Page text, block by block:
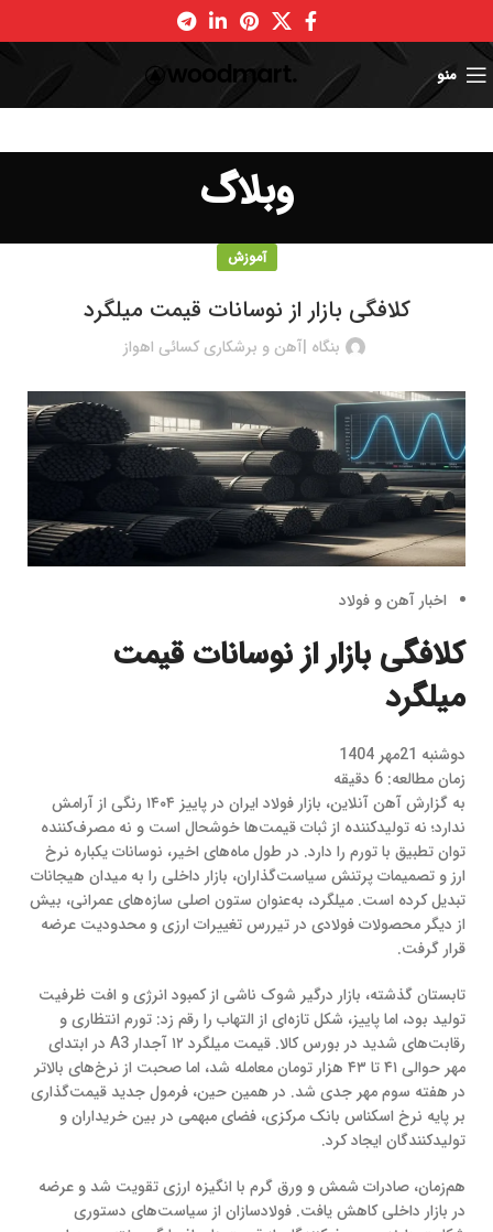
منو
وبلاگ
آموزش
کلافگی بازار از نوسانات قیمت میلگرد
بنگاه |آهن و برشکاری کسائی اهواز
اخبار آهن و فولاد
کلافگی بازار از نوسانات قیمت
میلگرد
دوشنبه 21مهر 1404
زمان مطالعه: 6 دقیقه
به گزارش آهن آنلاین، بازار فولاد ایران در پاییز ۱۴۰۴ رنگی از آرامش
ندارد؛ نه تولیدکننده از ثبات قیمت‌ها خوشحال است و نه مصرف‌کننده
توان تطبیق با تورم را دارد. در طول ماه‌های اخیر، نوسانات یکباره نرخ
ارز و تصمیمات پرتنش سیاست‌گذاران، بازار داخلی را به میدان هیجانات
تبدیل کرده است. میلگرد، به‌عنوان ستون اصلی سازه‌های عمرانی، بیش
از دیگر محصولات فولادی در تیررس تغییرات ارزی و محدودیت عرضه
قرار گرفت.
تابستان گذشته، بازار درگیر شوک ناشی از کمبود انرژی و افت ظرفیت
تولید بود، اما پاییز، شکل تازه‌ای از التهاب را رقم زد: تورم انتظاری و
رقابت‌های شدید در بورس کالا. قیمت میلگرد ۱۲ آجدار A3 در ابتدای
مهر حوالی ۴۱ تا ۴۳ هزار تومان معامله شد، اما صحبت از نرخ‌های بالاتر
در هفته سوم مهر جدی شد. در همین حین، فرمول جدید قیمت‌گذاری
بر پایه نرخ اسکناس بانک مرکزی، فضای مبهمی در بین خریداران و
تولیدکنندگان ایجاد کرد.
هم‌زمان، صادرات شمش و ورق گرم با انگیزه ارزی تقویت شد و عرضه
در بازار داخلی کاهش یافت. فولادسازان از سیاست‌های دستوری